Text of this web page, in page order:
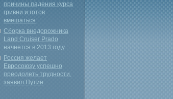
причины падения курса
гривни и готов
вмешаться
Сборка внедорожника
Land Cruiser Prado
начнется в 2013 году
Россия желает
Евросоюзу успешно
преодолеть трудности,
заявил Путин